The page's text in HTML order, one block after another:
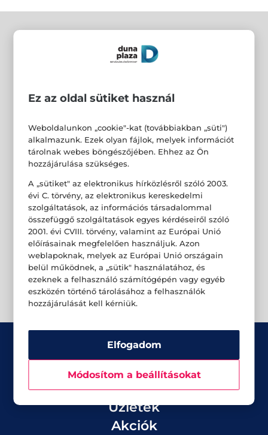
Üzletek
Akciók
Ez az oldal sütiket használ
Weboldalunkon „cookie"-kat (továbbiakban „süti")
alkalmazunk. Ezek olyan fájlok, melyek információt
tárolnak webes böngészőjében. Ehhez az Ön
hozzájárulása szükséges.
A „sütiket" az elektronikus hírközlésről szóló 2003.
évi C. törvény, az elektronikus kereskedelmi
szolgáltatások, az információs társadalommal
összefüggő szolgáltatások egyes kérdéseiről szóló
2001. évi CVIII. törvény, valamint az Európai Unió
előírásainak megfelelően használjuk. Azon
weblapoknak, melyek az Európai Unió országain
belül működnek, a „sütik" használatához, és
ezeknek a felhasználó számítógépén vagy egyéb
eszközén történő tárolásához a felhasználók
hozzájárulását kell kérniük.
Elfogadom
Módosítom a beállításokat